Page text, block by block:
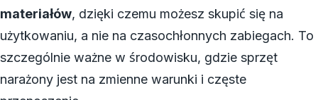
materiałów, dzięki czemu możesz skupić się na
użytkowaniu, a nie na czasochłonnych zabiegach. To
szczególnie ważne w środowisku, gdzie sprzęt
narażony jest na zmienne warunki i częste